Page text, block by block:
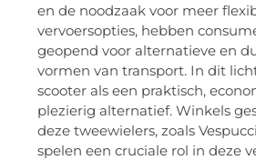
en de noodzaak voor meer
vervoersopties, hebben
geopend voor alternatieve en
vormen van transport. In dit
scooter als een praktisch,
plezierig alternatief. Winkels
deze tweewielers, zoals
spelen een cruciale rol in deze